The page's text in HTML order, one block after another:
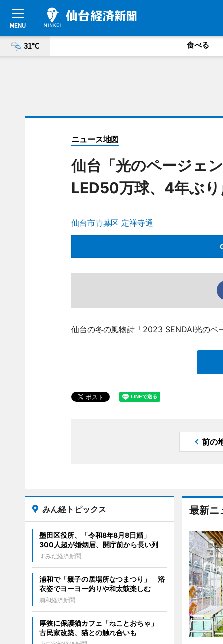
31°C 食べる
ニュース地図
仙台「光のページェ
LED50万球、4年ぶ
仙台市青葉区 定禅寺通
仙台の冬の風物詩「2023 SENDAI光のペ
前の
最新ニ
みん経トピックス
墨田区役所、「令和8年8月8日婚」
300人超が婚姻届、開庁前から長い列
すみだ経済新聞
浦和で「親子の居場所なつまつり」 浴
衣姿でヨーヨー釣りや和太鼓楽しむ
浦和経済新聞
厚狭に保護猫カフェ「ねことおちゃ」
古民家改築、猫との触れ合いも